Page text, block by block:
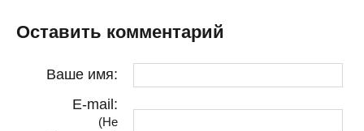
Оставить комментарий
Ваше имя:
E-mail:
(Не